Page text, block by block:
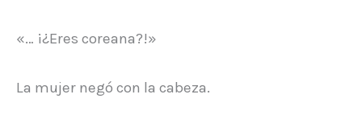
«… ¡¿Eres coreana?!»
La mujer negó con la cabeza.